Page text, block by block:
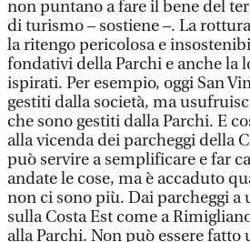
non puntano a fare il bene del
di turismo – sostiene –. La
la ritengo pericolosa e
fondativi della Parchi e anche la
ispirati. Per esempio, oggi San
gestiti dalla società, ma
che sono gestiti dalla Parchi. E
alla vicenda dei parcheggi della
può servire a semplificare e far
andate le cose, ma è accaduto
non ci sono più. Dai parcheggi a
sulla Costa Est come a
alla Parchi. Non può essere